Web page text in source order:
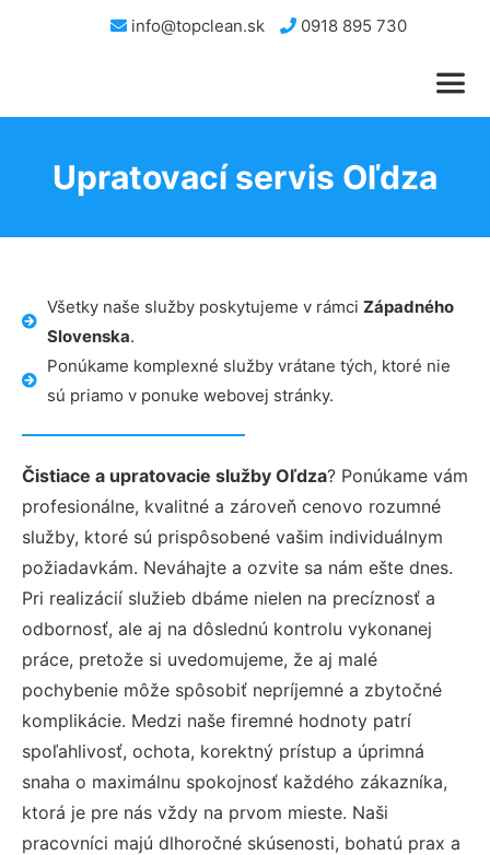
info@topclean.sk 0918 895 730
Upratovací servis Oľdza
Všetky naše služby poskytujeme v rámci Západného
Slovenska.
Ponúkame komplexné služby vrátane tých, ktoré nie
sú priamo v ponuke webovej stránky.
Čistiace a upratovacie služby Oľdza? Ponúkame vám
profesionálne, kvalitné a zároveň cenovo rozumné
služby, ktoré sú prispôsobené vašim individuálnym
požiadavkám. Neváhajte a ozvite sa nám ešte dnes.
Pri realizácií služieb dbáme nielen na precíznosť a
odbornosť, ale aj na dôslednú kontrolu vykonanej
práce, pretože si uvedomujeme, že aj malé
pochybenie môže spôsobiť nepríjemné a zbytočné
komplikácie. Medzi naše firemné hodnoty patrí
spoľahlivosť, ochota, korektný prístup a úprimná
snaha o maximálnu spokojnosť každého zákazníka,
ktorá je pre nás vždy na prvom mieste. Naši
pracovníci majú dlhoročné skúsenosti, bohatú prax a